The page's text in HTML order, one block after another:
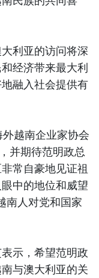
利亚的访问将深
经济带来最大利
融入社会提供有
越南企业家协会
并期待范明政总
常自豪地见证祖
中的地位和威望
南人对党和国家
示，希望范明政
与澳大利亚的关